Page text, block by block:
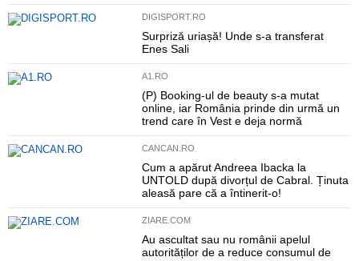
DIGISPORT.RO
Surpriză uriașă! Unde s-a transferat
Enes Sali
A1.RO
(P) Booking-ul de beauty s-a mutat
online, iar România prinde din urmă un
trend care în Vest e deja normă
CANCAN.RO
Cum a apărut Andreea Ibacka la
UNTOLD după divorțul de Cabral. Ținuta
aleasă pare că a întinerit-o!
ZIARE.COM
Au ascultat sau nu românii apelul
autorităților de a reduce consumul de